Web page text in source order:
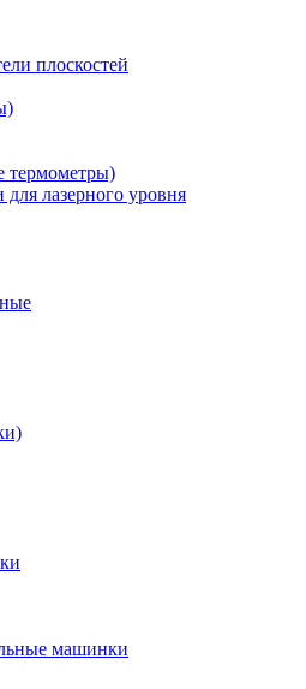
плоскостей
термометры)
лазерного уровня
машинки